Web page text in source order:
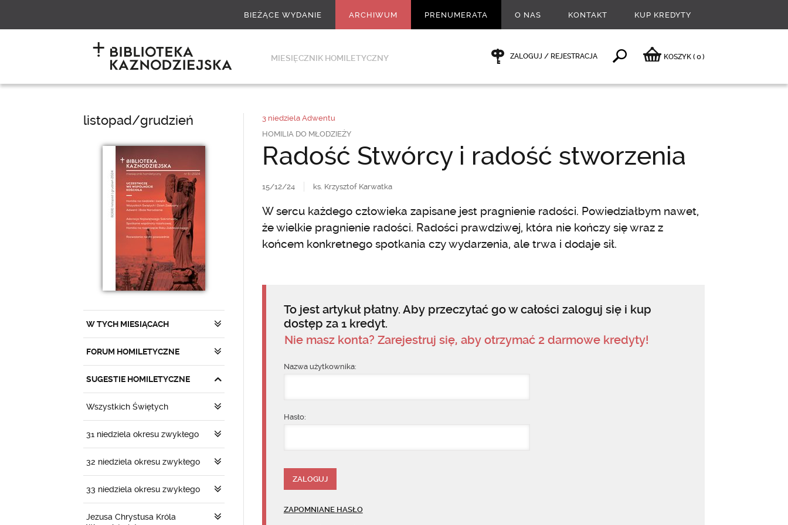
BIEŻĄCE WYDANIE ARCHIWUM PRENUMERATA O NAS KONTAKT KUP KREDYTY
MIESIĘCZNIK HOMILETYCZNY ZALOGUJ / REJESTRACJA KOSZYK ( 0)
listopad/grudzień
W TYCH MIESIĄCACH
FORUM HOMILETYCZNE
SUGESTIE HOMILETYCZNE
Wszystkich Świętych
31 niedziela okresu zwykłego
32 niedziela okresu zwykłego
33 niedziela okresu zwykłego
Jezusa Chrystusa Króla
3 niedziela Adwentu
HOMILIA DO MŁODZIEŻY
Radość Stwórcy i radość stworzenia
15/12/24 ks. Krzysztof Karwatka
W sercu każdego człowieka zapisane jest pragnienie radości. Powiedziałbym nawet,
że wielkie pragnienie radości. Radości prawdziwej, która nie kończy się wraz z
końcem konkretnego spotkania czy wydarzenia, ale trwa i dodaje sił.
To jest artykuł płatny. Aby przeczytać go w całości zaloguj się i kup
dostęp za 1 kredyt.
Nie masz konta? Zarejestruj się, aby otrzymać 2 darmowe kredyty!
Nazwa użytkownika:
Hasło:
ZAPOMNIANE HASŁO